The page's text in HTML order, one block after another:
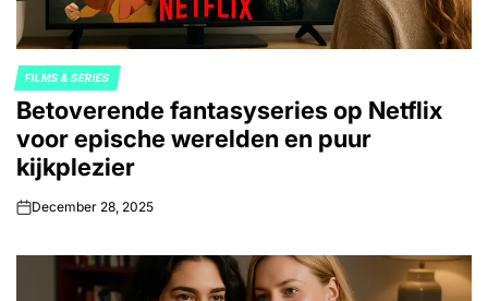
POSTED
IN
FILMS & SERIES
Betoverende fantasyseries op Netflix
voor epische werelden en puur
kijkplezier
onDecember 28, 2025